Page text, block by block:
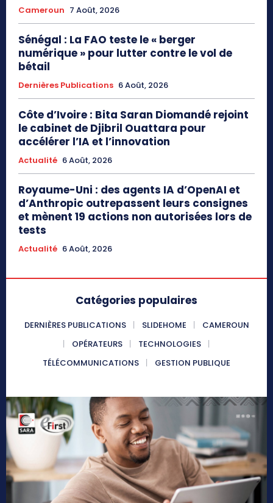
Cameroun 7 Août, 2026
Sénégal : La FAO teste le « berger
numérique » pour lutter contre le vol de
bétail
Dernières Publications 6 Août, 2026
Côte d’Ivoire : Bita Saran Diomandé rejoint
le cabinet de Djibril Ouattara pour
accélérer l’IA et l’innovation
Actualité 6 Août, 2026
Royaume-Uni : des agents IA d’OpenAI et
d’Anthropic outrepassent leurs consignes
et mènent 19 actions non autorisées lors de
tests
Actualité 6 Août, 2026
Catégories populaires
DERNIÈRES PUBLICATIONS SLIDEHOME
CAMEROUN
OPÉRATEURS
TECHNOLOGIES
TÉLÉCOMMUNICATIONS
GESTION PUBLIQUE